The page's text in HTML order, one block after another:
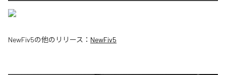
NewFiv5の他のリリース： NewFiv5